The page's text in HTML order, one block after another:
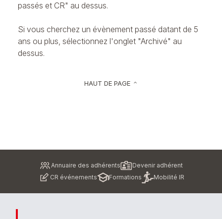
passés et CR" au dessus.
Si vous cherchez un évènement passé datant de 5
ans ou plus, sélectionnez l'onglet "Archivé" au
dessus.
HAUT DE PAGE keyboard_arrow_up
Annuaire des adhérents
Devenir adhérent
CR événements
Formations Mobilité IR